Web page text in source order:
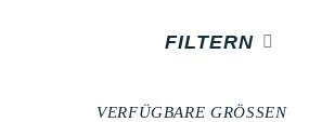
FILTERN
VERFÜGBARE GRÖSSEN